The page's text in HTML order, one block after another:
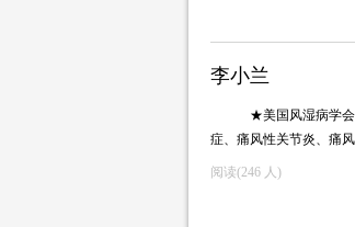
李小兰
★美国风湿病学会（
症、痛风性关节炎、痛
阅读(246 人)